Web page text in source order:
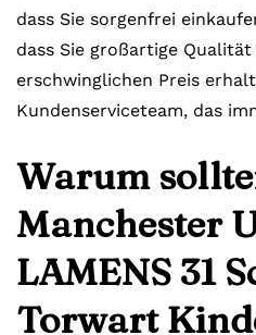
dass Sie sorgenfrei
dass Sie großartige
erschwinglichen Preis
Kundenserviceteam, das
Warum
Manchester
LAMENS 31
Torwart